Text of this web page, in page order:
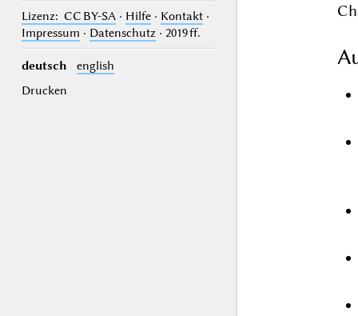
Lizenz: CC BY-SA· Hilfe· Kontakt·
Impressum · Datenschutz· 2019 ff.
deutsch
english
Drucken